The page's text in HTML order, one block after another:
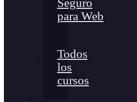
Seguro
para Web
Todos
los
cursos